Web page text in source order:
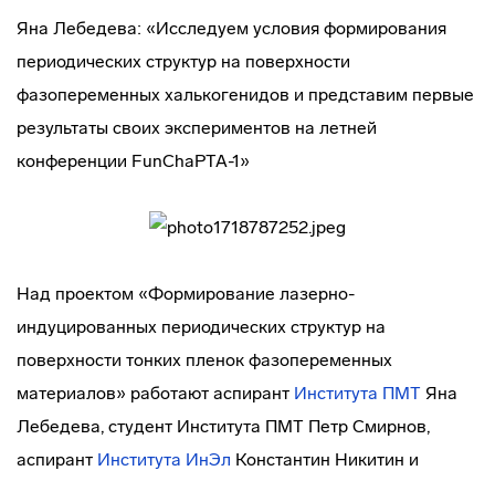
Яна Лебедева: «Исследуем условия формирования
периодических структур на поверхности
фазопеременных халькогенидов и представим первые
результаты своих экспериментов на летней
конференции FunChaPTA-1»
Над проектом «Формирование лазерно-
индуцированных периодических структур на
поверхности тонких пленок фазопеременных
материалов» работают аспирант Института ПМТ Яна
Лебедева, студент Института ПМТ Петр Смирнов,
аспирант Института ИнЭл Константин Никитин и